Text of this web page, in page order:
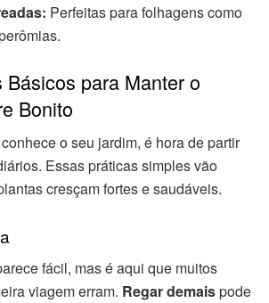
Perfeitas para folhagens como
Básicos para Manter o
Bonito
o seu jardim, é hora de partir
Essas práticas simples vão
cresçam fortes e saudáveis.
fácil, mas é aqui que muitos
viagem erram. Regar demaispode